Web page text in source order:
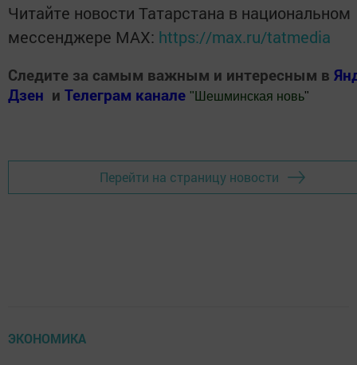
Читайте новости Татарстана в национальном
мессенджере MАХ: https://max.ru/tatmedia
Следите за самым важным и интересным в
Дзен и Телеграм канале " Шешминская новь"
Перейти на страницу новости
ЭКОНОМИКА